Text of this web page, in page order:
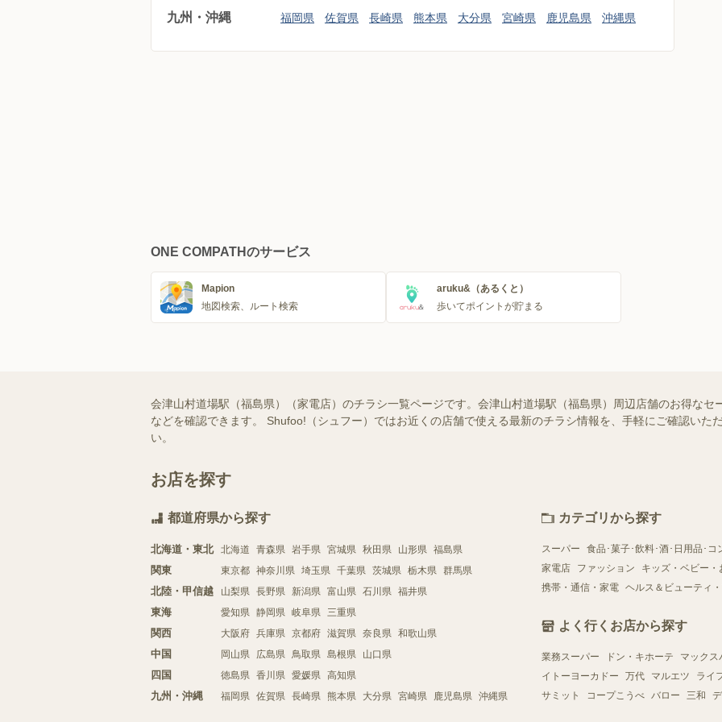
九州・沖縄 福岡県 佐賀県 長崎県 熊本県 大分県 宮崎県 鹿児島県 沖縄県
ONE COMPATHのサービス
Mapion
地図検索、ルート検索
aruku&（あるくと）
歩いてポイントが貯まる
会津山村道場駅（福島県）（家電店）のチラシ一覧ページです。会津山村道場駅（福島県）周辺店舗のお得なセ
などを確認できます。 Shufoo!（シュフー）ではお近くの店舗で使える最新のチラシ情報を、手軽にご確認いた
い。
お店を探す
都道府県から探す
北海道・東北 北海道 青森県 岩手県 宮城県 秋田県 山形県 福島県
関東 東京都 神奈川県 埼玉県 千葉県 茨城県 栃木県 群馬県
北陸・甲信越 山梨県 長野県 新潟県 富山県 石川県 福井県
東海 愛知県 静岡県 岐阜県 三重県
関西 大阪府 兵庫県 京都府 滋賀県 奈良県 和歌山県
中国 岡山県 広島県 鳥取県 島根県 山口県
四国 徳島県 香川県 愛媛県 高知県
九州・沖縄 福岡県 佐賀県 長崎県 熊本県 大分県 宮崎県 鹿児島県 沖縄県
カテゴリから探す
スーパー 食品･菓子･飲料･酒･日用品･コ
家電店
ファッション キッズ・ベビー・
携帯・通信・家電 ヘルス＆ビューティ
よく行くお店から探す
業務スーパー ドン・キホーテ マックス
イトーヨーカドー
万代 マルエツ ライ
サミット
コープこうべ バロー 三和